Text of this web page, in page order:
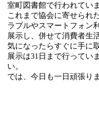
室町図書館で行われていま
これまで協会に寄せられ
ラブルやスマートフォン
展示し、併せて消費者生
気になったらすぐに手に
展示は31日まで行ってい
い。
では、今日も一日頑張り